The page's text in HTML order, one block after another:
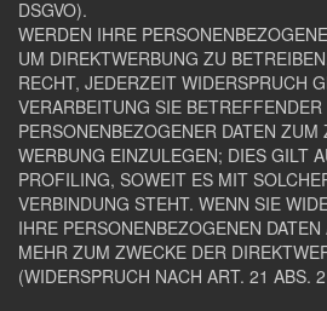
DSGVO).
WERDEN IHRE
UM DIREKTWERBUNG ZU
RECHT, JEDERZEIT WIDERSPRUCH
VERARBEITUNG SIE BETREFFENDER
PERSONENBEZOGENER DATEN
WERBUNG EINZULEGEN; DIES GILT
PROFILING, SOWEIT ES MIT
VERBINDUNG STEHT. WENN SIE
IHRE PERSONENBEZOGENEN
MEHR ZUM ZWECKE DER
(WIDERSPRUCH NACH ART. 21 ABS.